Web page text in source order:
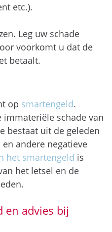
etc.).
Leg uw schade
voorkomt u dat de
betaalt.
op smartengeld.
immateriële schade van
bestaat uit de geleden
andere negatieve
het smartengeld is
het letsel en de
en advies bij